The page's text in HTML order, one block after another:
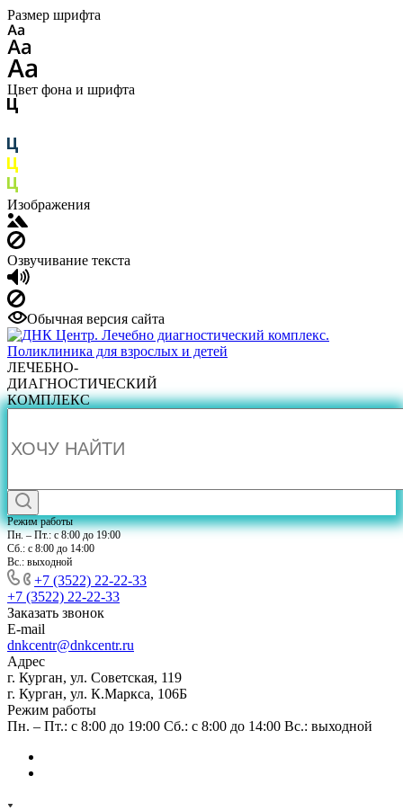
Размер шрифта
Цвет фона и шрифта
Изображения
Озвучивание текста
Обычная версия сайта
ЛЕЧЕБНО-
ДИАГНОСТИЧЕСКИЙ
КОМПЛЕКС
Режим работы
Пн. – Пт.: с 8:00 до 19:00
Сб.: с 8:00 до 14:00
Вс.: выходной
+7 (3522) 22-22-33
+7 (3522) 22-22-33
Заказать звонок
E-mail
dnkcentr@dnkcentr.ru
Адрес
г. Курган, ул. Советская, 119
г. Курган, ул. К.Маркса, 106Б
Режим работы
Пн. – Пт.: с 8:00 до 19:00 Сб.: с 8:00 до 14:00 Вс.: выходной